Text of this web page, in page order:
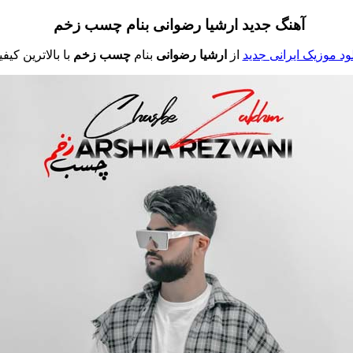
آهنگ جدید ارشیا رضوانی بنام چسب زخم
موزیک ایرانی جدید از ارشیا رضوانی بنامچسب زخم با بالاترین